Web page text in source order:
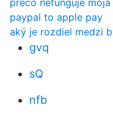
preco nefunguje
paypal to apple pay
aký je rozdiel medzi
gvq
sQ
nfb